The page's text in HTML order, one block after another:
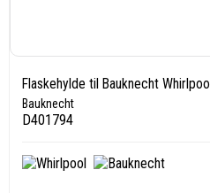
Flaskehylde til Bauknecht
Bauknecht
D401794